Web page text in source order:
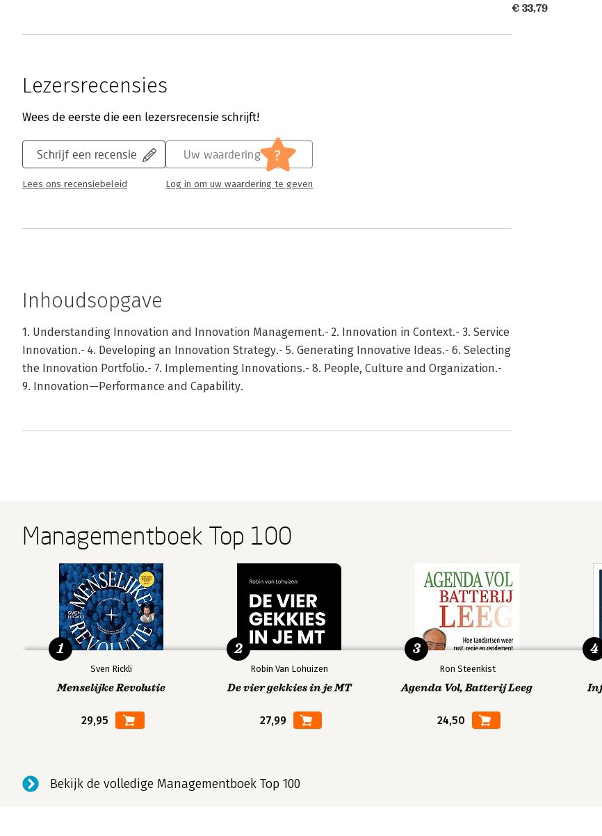
Lezersrecensies
Wees de eerste die een lezersrecensie schrijft!
Schrijf een recensie
Lees ons recensiebeleid
Uw waardering ?
Log in om uw waardering te geven
Inhoudsopgave
1. Understanding Innovation and Innovation Management.- 2. Innovation in Context.- 3. Service
Innovation.- 4. Developing an Innovation Strategy.- 5. Generating Innovative Ideas.- 6. Selecting
the Innovation Portfolio.- 7. Implementing Innovations.- 8. People, Culture and Organization.-
9. Innovation—Performance and Capability.
€ 33,79
Managementboek Top 100
Sven Rickli
Menselijke Revolutie
29,95
1
Robin Van Lohuizen
De vier gekkies in je MT
27,99
2
Ron Steenkist
Agenda Vol, Batterij Leeg
24,50
3 4
Bekijk de volledige Managementboek Top 100